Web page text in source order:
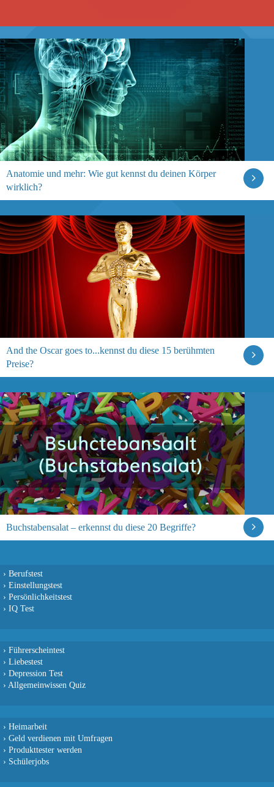
Anatomie und mehr: Wie gut kennst du deinen Körper
wirklich?
And the Oscar goes to...kennst du diese 15 berühmten
Preise?
Buchstabensalat – erkennst du diese 20 Begriffe?
› Berufstest
› Einstellungstest
› Persönlichkeitstest
› IQ Test
› Führerscheintest
› Liebestest
› Depression Test
› Allgemeinwissen Quiz
› Heimarbeit
› Geld verdienen mit Umfragen
› Produkttester werden
› Schülerjobs